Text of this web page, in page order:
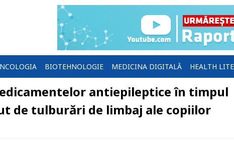
BIOTEHNOLOGIE MEDICINA DIGITALĂ HEALTH
antiepileptice în timpul
de tulburări de limbaj ale copiilor